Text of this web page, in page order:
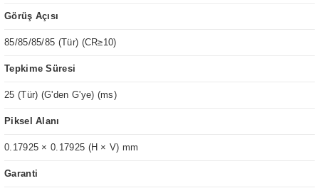
Görüş Açısı
85/85/85/85 (Tür) (CR≥10)
Tepkime Süresi
25 (Tür) (G'den G'ye) (ms)
Piksel Alanı
0.17925 × 0.17925 (H × V) mm
Garanti